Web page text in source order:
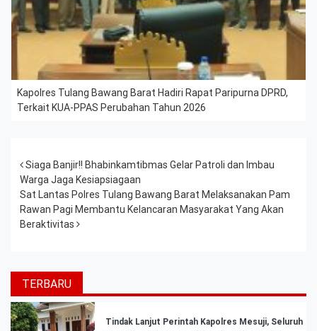
Kapolres Tulang Bawang Barat Hadiri Rapat Paripurna DPRD,
Terkait KUA-PPAS Perubahan Tahun 2026
Post navigation
Siaga Banjir!! Bhabinkamtibmas Gelar Patroli dan Imbau
Warga Jaga Kesiapsiagaan
Sat Lantas Polres Tulang Bawang Barat Melaksanakan Pam
Rawan Pagi Membantu Kelancaran Masyarakat Yang Akan
Beraktivitas
TERBARU
Tindak Lanjut Perintah Kapolres Mesuji, Seluruh